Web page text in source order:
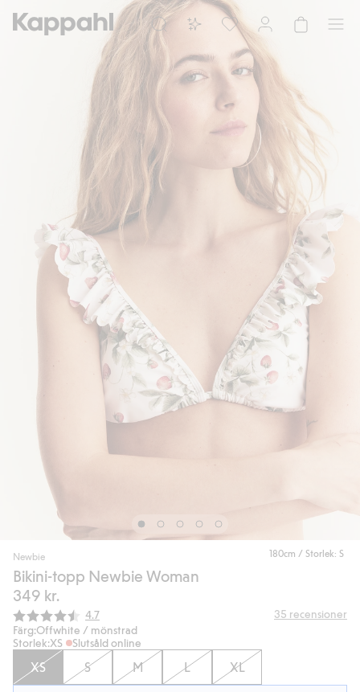
180cm / Storlek: S
Newbie
Bikini-topp Newbie Woman
349 kr.
Snittbetyg:
4.7 35 recensioner
Färg:Offwhite / mönstrad
Storlek:XS Slutsåld online
XS S M L XL